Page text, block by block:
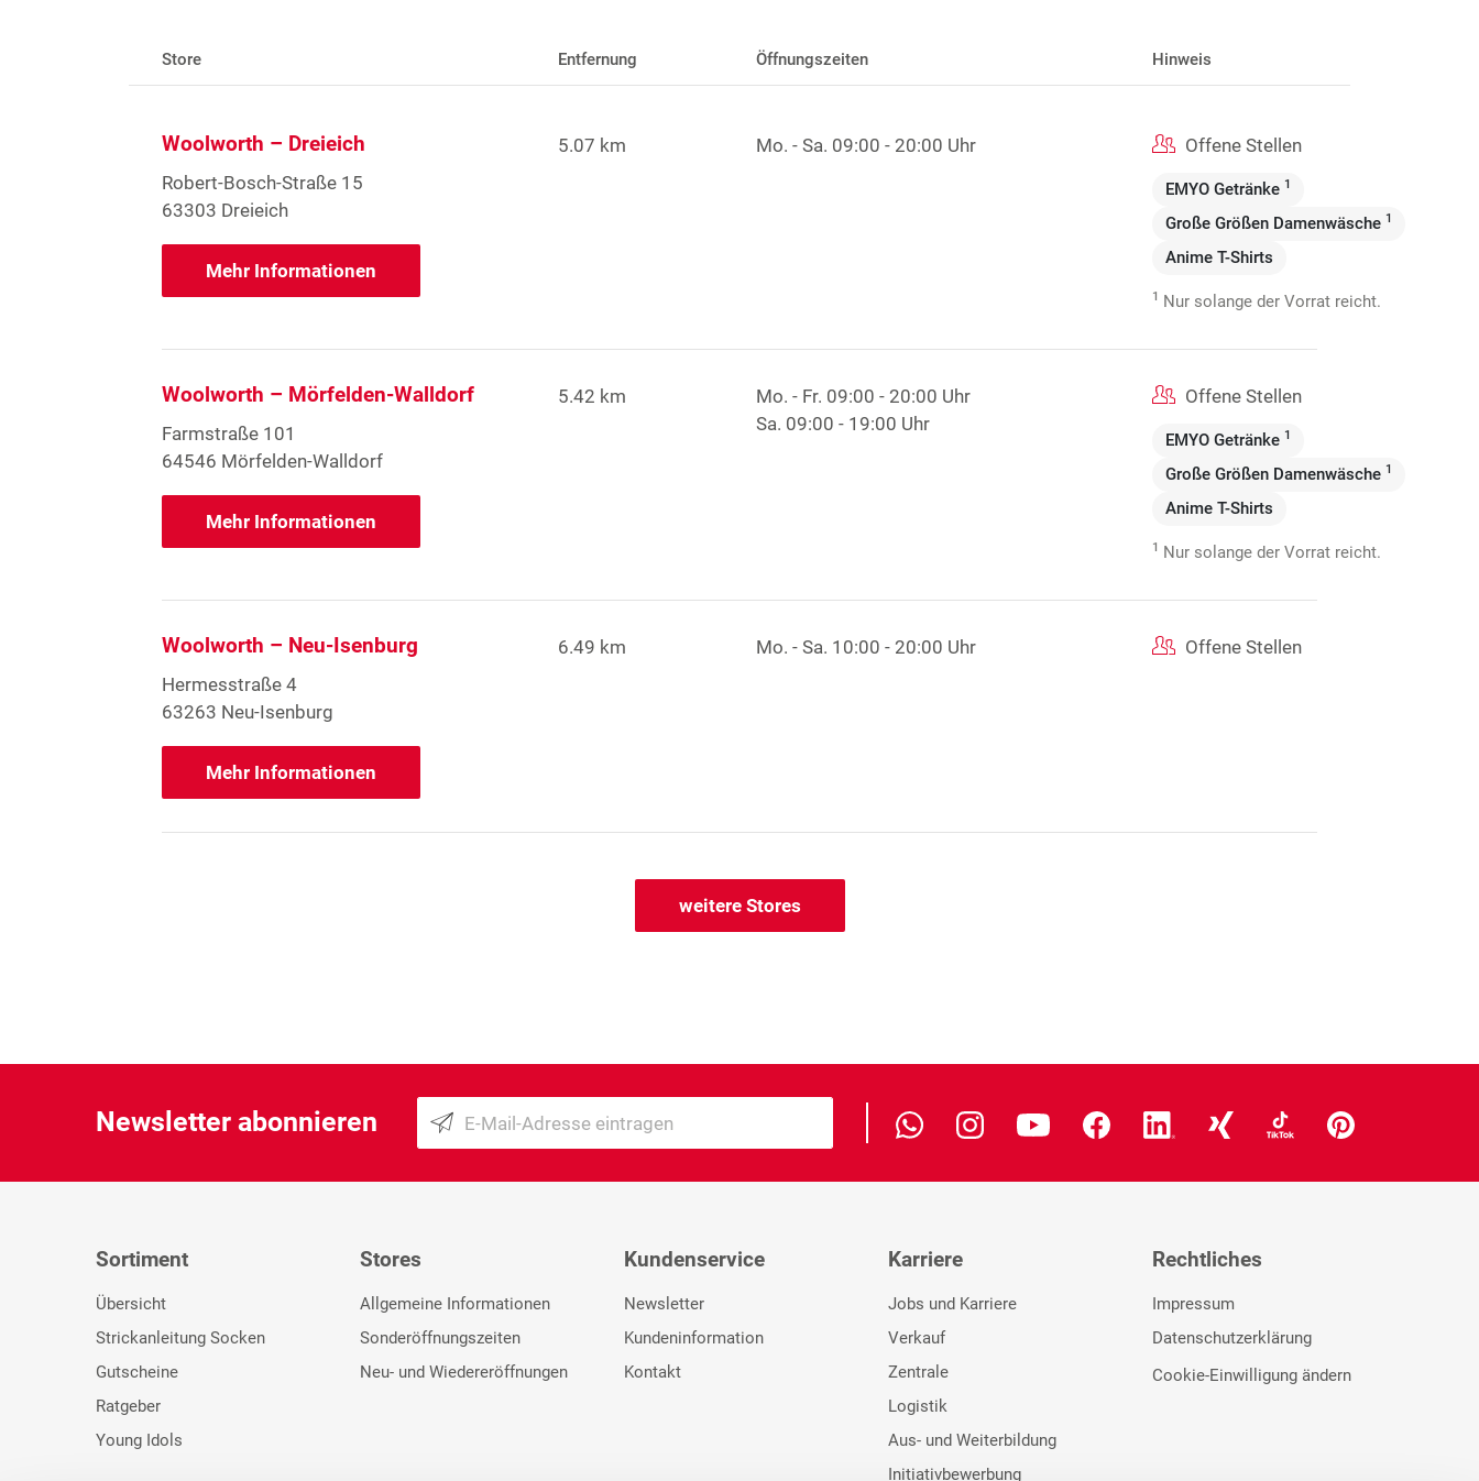
Store Entfernung Öffnungszeiten Hinweis
Woolworth – Dreieich
Robert-Bosch-Straße 15
63303 Dreieich
Mehr Informationen
5.07 km Mo. - Sa. 09:00 - 20:00 Uhr Offene Stellen
EMYO Getränke 1
Große Größen Damenwäsche 1
Anime T-Shirts
1 Nur solange der Vorrat reicht.
Woolworth – Mörfelden-Walldorf
Farmstraße 101
64546 Mörfelden-Walldorf
Mehr Informationen
5.42 km Mo. - Fr. 09:00 - 20:00 Uhr
Sa. 09:00 - 19:00 Uhr
Offene Stellen
EMYO Getränke 1
Große Größen Damenwäsche 1
Anime T-Shirts
1 Nur solange der Vorrat reicht.
Woolworth – Neu-Isenburg
Hermesstraße 4
63263 Neu-Isenburg
Mehr Informationen
6.49 km Mo. - Sa. 10:00 - 20:00 Uhr Offene Stellen
weitere Stores
Newsletter abonnieren
Sortiment
Übersicht
Strickanleitung Socken
Gutscheine
Ratgeber
Young Idols
Stores
Allgemeine Informationen
Sonderöffnungszeiten
Neu- und Wiedereröffnungen
Kundenservice
Newsletter
Kundeninformation
Kontakt
Karriere
Jobs und Karriere
Verkauf
Zentrale
Logistik
Aus- und Weiterbildung
Initiativbewerbung
Rechtliches
Impressum
Datenschutzerklärung
Cookie-Einwilligung ändern